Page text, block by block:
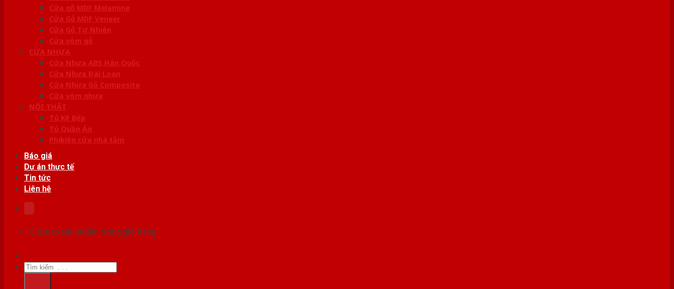
Cửa gỗ MDF Melamine
Cửa Gỗ MDF Veneer
Cửa Gỗ Tự Nhiên
Cửa vòm gỗ
CỬA NHỰA
Cửa Nhựa ABS Hàn Quốc
Cửa Nhựa Đài Loan
Cửa Nhựa Gỗ Composite
Cửa vòm nhựa
NỘI THẤT
Tủ Kệ Bếp
Tủ Quần Áo
Phụ kiện cửa nhà tắm
Báo giá
Dự án thực tế
Tin tức
Liên hệ
Chưa có sản phẩm trong giỏ hàng.
Tìm
kiếm: